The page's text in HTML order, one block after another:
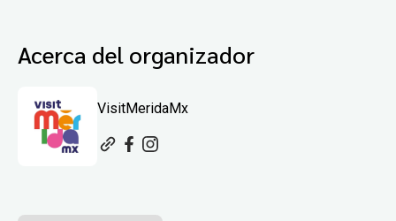
Acerca del organizador
VisitMeridaMx